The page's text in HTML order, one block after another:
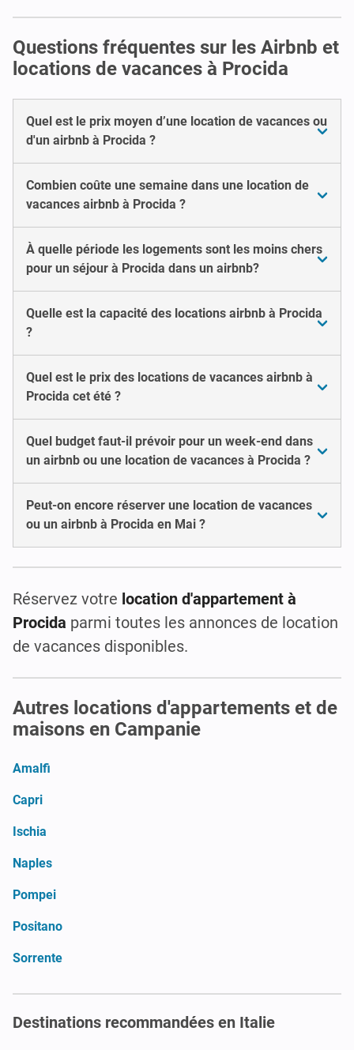
Questions fréquentes sur les Airbnb et
locations de vacances à Procida
Quel est le prix moyen d’une location de vacances ou
d'un airbnb à Procida ?
Combien coûte une semaine dans une location de
vacances airbnb à Procida ?
À quelle période les logements sont les moins chers
pour un séjour à Procida dans un airbnb?
Quelle est la capacité des locations airbnb à Procida
?
Quel est le prix des locations de vacances airbnb à
Procida cet été ?
Quel budget faut-il prévoir pour un week-end dans
un airbnb ou une location de vacances à Procida ?
Peut-on encore réserver une location de vacances
ou un airbnb à Procida en Mai ?
Réservez votre location d'appartement à
Procida parmi toutes les annonces de location
de vacances disponibles.
Autres locations d'appartements et de
maisons en Campanie
Amalfi
Capri
Ischia
Naples
Pompei
Positano
Sorrente
Destinations recommandées en Italie